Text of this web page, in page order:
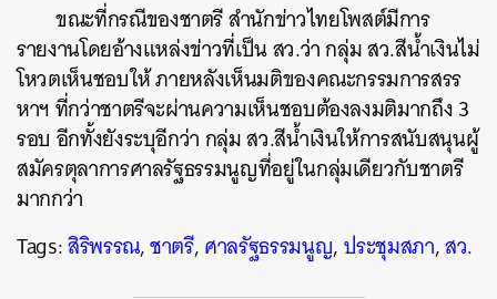
ขณะที่กรณีของชาตรี สำนักข่าวไทยโพสต์มีการ
รายงาน​โดยอ้างแหล่งข่าวที่เป็น สว.ว่า กลุ่ม สว.สีน้ำเงินไม่
โหวตเห็นชอบให้ ภายหลังเห็นมติของคณะกรรมการสรร
หาฯ ที่กว่าชาตรีจะผ่านความเห็นชอบต้องลงมติมากถึง 3
รอบ อีกทั้งยังระบุอีกว่า กลุ่ม สว.สีน้ำเงินให้การสนับสนุนผู้
สมัครตุลาการศาลรัฐธรรมนูญที่อยู่ในกลุ่มเดียวกับชาตรี
มากกว่า
Tags:สิริพรรณ,ชาตรี,ศาลรัฐธรรมนูญ,ประชุมสภา,สว.
ค้นหา
SHARE TWEET LINE EMAIL